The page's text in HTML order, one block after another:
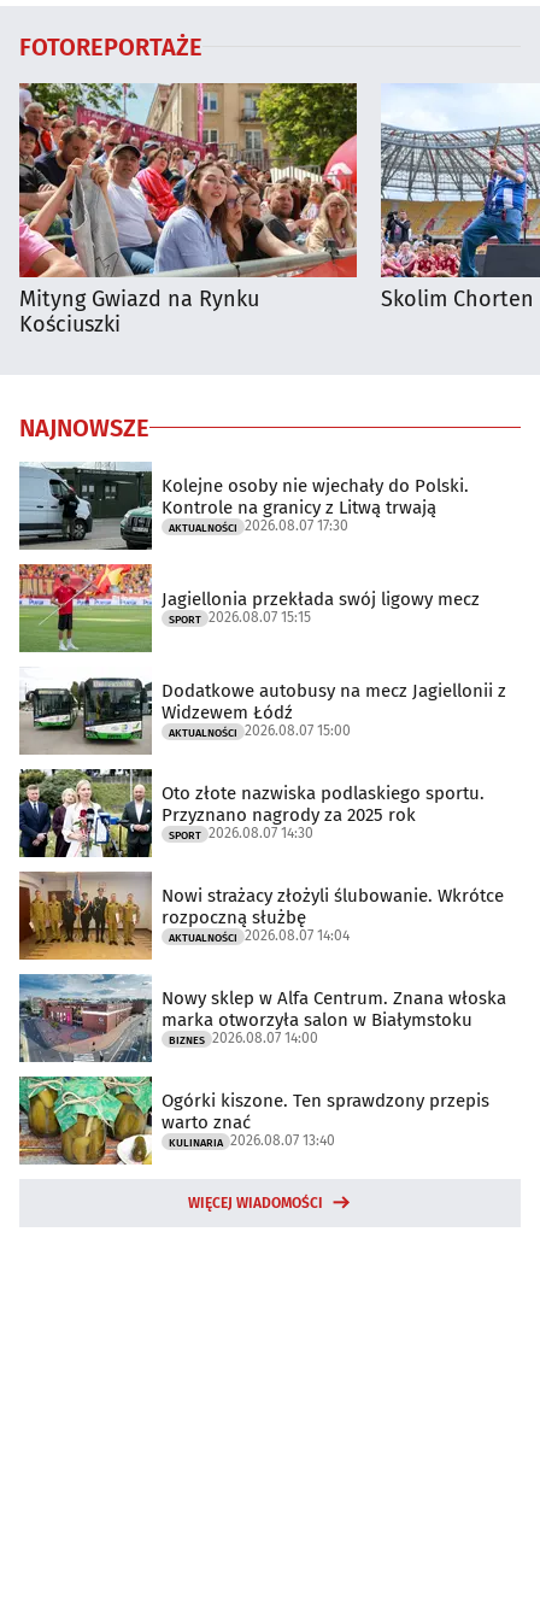
FOTOREPORTAŻE
Mityng Gwiazd na Rynku
Kościuszki
Skolim Chorten
NAJNOWSZE
Kolejne osoby nie wjechały do Polski.
Kontrole na granicy z Litwą trwają
AKTUALNOŚCI 2026.08.07 17:30
Jagiellonia przekłada swój ligowy mecz
SPORT 2026.08.07 15:15
Dodatkowe autobusy na mecz Jagiellonii z
Widzewem Łódź
AKTUALNOŚCI 2026.08.07 15:00
Oto złote nazwiska podlaskiego sportu.
Przyznano nagrody za 2025 rok
SPORT 2026.08.07 14:30
Nowi strażacy złożyli ślubowanie. Wkrótce
rozpoczną służbę
AKTUALNOŚCI 2026.08.07 14:04
Nowy sklep w Alfa Centrum. Znana włoska
marka otworzyła salon w Białymstoku
BIZNES 2026.08.07 14:00
Ogórki kiszone. Ten sprawdzony przepis
warto znać
KULINARIA 2026.08.07 13:40
WIĘCEJ WIADOMOŚCI